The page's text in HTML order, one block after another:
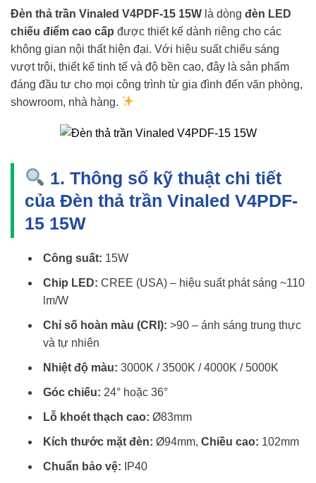
Đèn thả trần Vinaled V4PDF-15 15W là dòng đèn LED
chiếu điểm cao cấp được thiết kế dành riêng cho các
không gian nội thất hiện đại. Với hiệu suất chiếu sáng
vượt trội, thiết kế tinh tế và độ bền cao, đây là sản phẩm
đáng đầu tư cho mọi công trình từ gia đình đến văn phòng,
showroom, nhà hàng.
1. Thông số kỹ thuật chi tiết
của Đèn thả trần Vinaled V4PDF-
15 15W
Công suất: 15W
Chip LED: CREE (USA) – hiệu suất phát sáng ~110
lm/W
Chỉ số hoàn màu (CRI): >90 – ánh sáng trung thực
và tự nhiên
Nhiệt độ màu: 3000K / 3500K / 4000K / 5000K
Góc chiếu: 24° hoặc 36°
Lỗ khoét thạch cao: Ø83mm
Kích thước mặt đèn: Ø94mm, Chiều cao: 102mm
Chuẩn bảo vệ: IP40